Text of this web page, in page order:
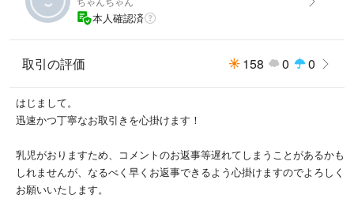
本人確認済
取引の評価 158 0 0
はじまして。
迅速かつ丁寧なお取引きを心掛けます！
乳児がおりますため、コメントのお返事等遅れてしまうことがあるかも
しれませんが、なるべく早くお返事できるよう心掛けますのでよろしく
お願いいたします。